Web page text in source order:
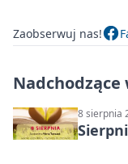
Zaobserwuj nas!
8 sierpnia